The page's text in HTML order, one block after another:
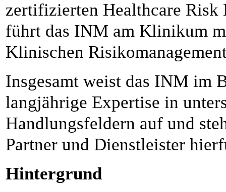
zertifizierten Healthcare
führt das INM am Klinikum
Klinischen
Insgesamt weist das INM im
langjährige Expertise in
Handlungsfeldern auf und
Partner und Dienstleister
Hintergrund